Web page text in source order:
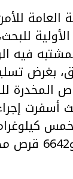
العامة
بغرض
المخدرة
أسفرت
مخدر